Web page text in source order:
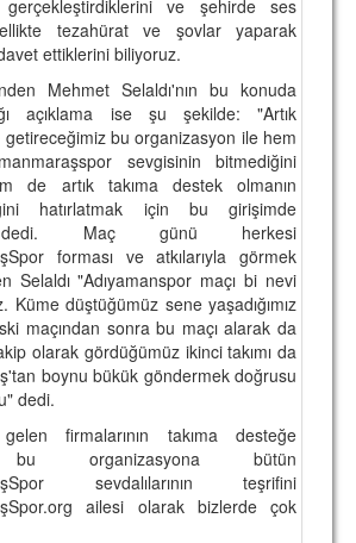
gerçekleştirdiklerini ve şehirde ses
tezahürat ve şovlar yaparak
ettiklerini biliyoruz.
Mehmet Selaldı'nın bu konuda
açıklama ise şu şekilde: "Artık
bu organizasyon ile hem
sevgisinin bitmediğini
de artık takıma destek olmanın
hatırlatmak için bu girişimde
dedi. Maç günü herkesi
forması ve atkılarıyla görmek
Selaldı "Adıyamanspor maçı bi nevi
Küme düştüğümüz sene yaşadığımız
maçından sonra bu maçı alarak da
olarak gördüğümüz ikinci takımı da
boynu bükük göndermek doğrusu
dedi.
firmalarının takıma desteğe
bu organizasyona bütün
sevdalılarının teşrifini
ailesi olarak bizlerde çok